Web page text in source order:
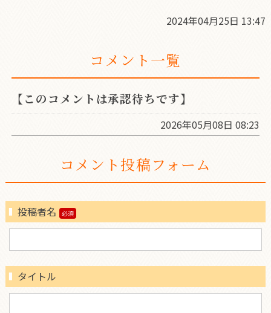
2024年04月25日 13:47
コメント一覧
【このコメントは承認待ちです】
2026年05月08日 08:23
コメント投稿フォーム
投稿者名
タイトル